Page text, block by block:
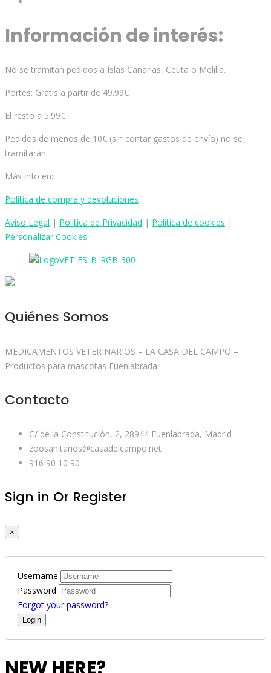
Información de interés:
No se tramitan pedidos a Islas Canarias, Ceuta o Melilla.
Portes: Gratis a partir de 49.99€
El resto a 5.99€
Pedidos de menos de 10€ (sin contar gastos de envío) no se
tramitarán.
Más info en:
Política de compra y devoluciones
Aviso Legal | Política de Privacidad | Política de cookies |
Personalizar Cookies
Quiénes Somos
MEDICAMENTOS VETERINARIOS – LA CASA DEL CAMPO –
Productos para mascotas Fuenlabrada
Contacto
C/ de la Constitución, 2, 28944 Fuenlabrada, Madrid
zoosanitarios@casadelcampo.net
916 90 10 90
Sign in Or Register
×
Username
Password
Forgot your password?